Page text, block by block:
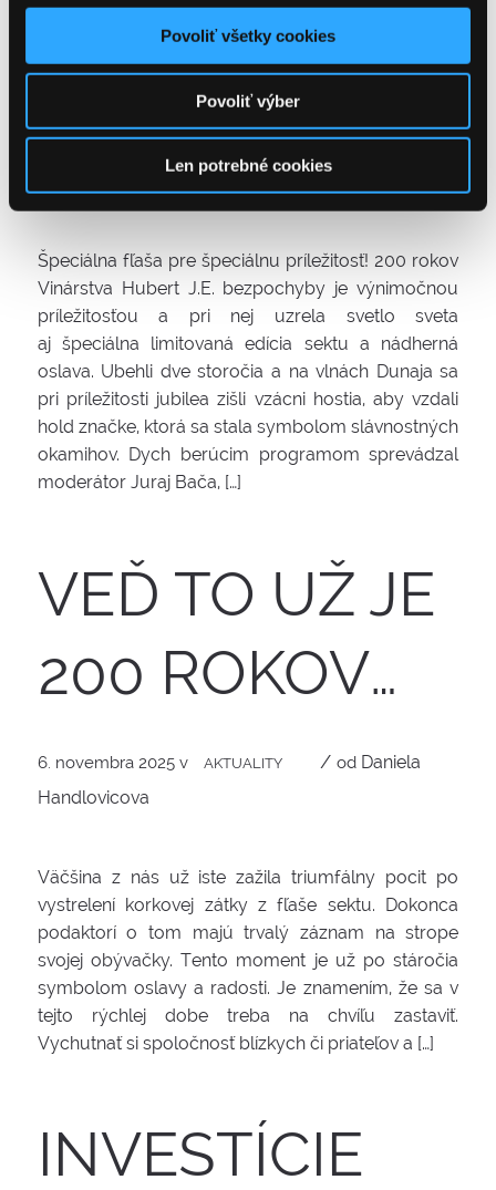
Povoliť všetky cookies
Povoliť výber
Len potrebné cookies
JUBILÉE!
10. novembra 2025 v / odDaniela
Špeciálna fľaša pre špeciálnu príležitosť! 200 rokov
Vinárstva Hubert J.E. bezpochyby je výnimočnou
príležitosťou a pri nej uzrela svetlo sveta
aj špeciálna limitovaná edícia sektu a nádherná
oslava. Ubehli dve storočia a na vlnách Dunaja sa
pri príležitosti jubilea zišli vzácni hostia, aby vzdali
hold značke, ktorá sa stala symbolom slávnostných
okamihov. Dych berúcim programom sprevádzal
moderátor Juraj Bača, […]
VEĎ TO UŽ JE
200 ROKOV…
6. novembra 2025 v AKTUALITY / od Daniela
Handlovicova
Väčšina z nás už iste zažila triumfálny pocit po
vystrelení korkovej zátky z fľaše sektu. Dokonca
podaktorí o tom majú trvalý záznam na strope
svojej obývačky. Tento moment je už po stáročia
symbolom oslavy a radosti. Je znamením, že sa v
tejto rýchlej dobe treba na chvíľu zastaviť.
Vychutnať si spoločnosť blízkych či priateľov a […]
INVESTÍCIE